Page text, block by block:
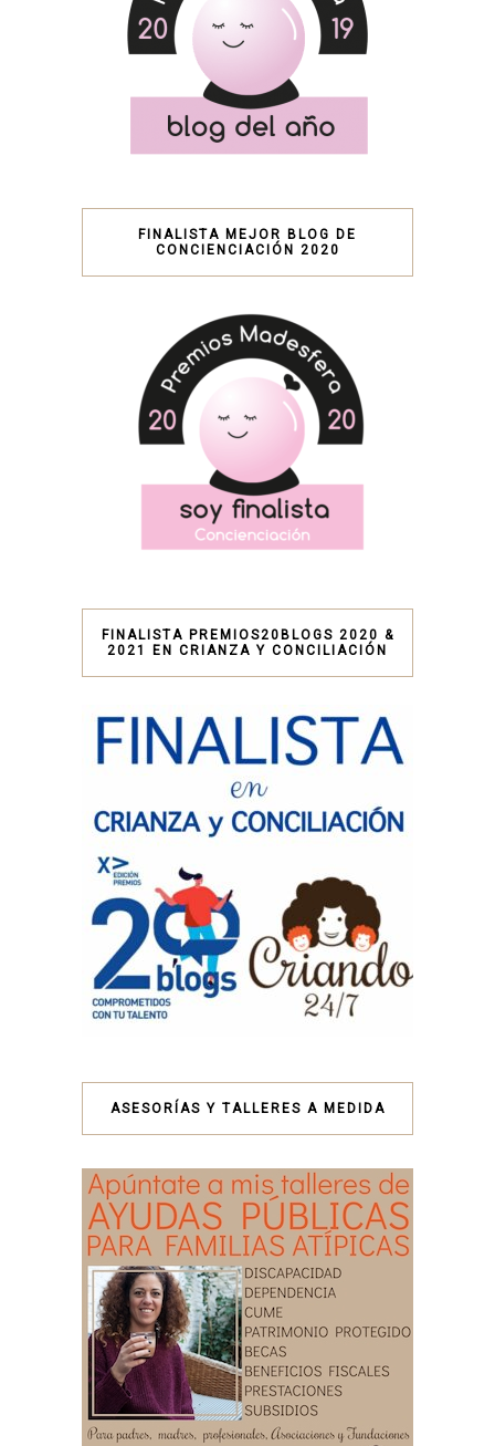
FINALISTA MEJOR BLOG DE
CONCIENCIACIÓN 2020
FINALISTA PREMIOS20BLOGS 2020 &
2021 EN CRIANZA Y CONCILIACIÓN
ASESORÍAS Y TALLERES A MEDIDA